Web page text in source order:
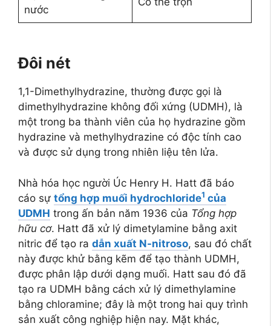
nước
Đôi nét
1,1-Dimethylhydrazine, thường được gọi là
dimethylhydrazine không đối xứng (UDMH), là
một trong ba thành viên của họ hydrazine gồm
hydrazine và methylhydrazine có độc tính cao
và được sử dụng trong nhiên liệu tên lửa.
Nhà hóa học người Úc Henry H. Hatt đã báo
cáo sự tổng hợp muối hydrochloride1 của
UDMH trong ấn bản năm 1936 của Tổng hợp
hữu cơ. Hatt đã xử lý dimetylamine bằng axit
nitric để tạo ra dẫn xuất N-nitroso, sau đó chất
này được khử bằng kẽm để tạo thành UDMH,
được phân lập dưới dạng muối. Hatt sau đó đã
tạo ra UDMH bằng cách xử lý dimethylamine
bằng chloramine; đây là một trong hai quy trình
sản xuất công nghiệp hiện nay. Mặt khác,